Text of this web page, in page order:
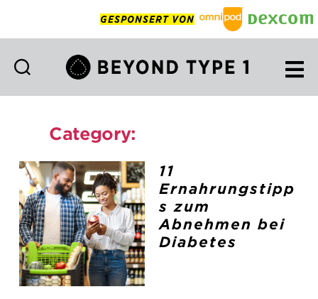
GESPONSERT VON
Category:
11
Ernahrungstipp
s zum
Abnehmen bei
Diabetes